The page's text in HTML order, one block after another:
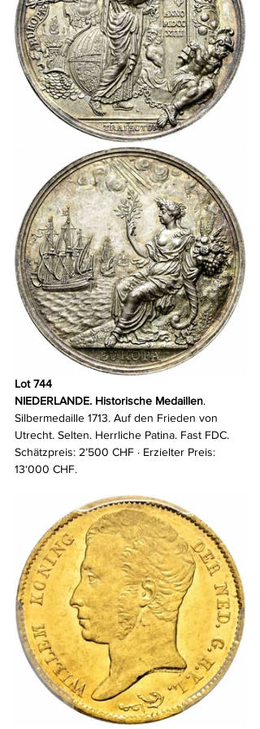
Lot 744
NIEDERLANDE. Historische Medaillen.
Silbermedaille 1713. Auf den Frieden von
Utrecht. Selten. Herrliche Patina. Fast FDC.
Schätzpreis: 2’500 CHF · Erzielter Preis:
13‘000 CHF.